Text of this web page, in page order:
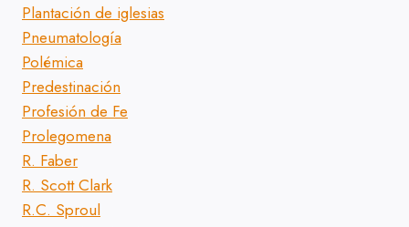
Plantación de iglesias
Pneumatología
Polémica
Predestinación
Profesión de Fe
Prolegomena
R. Faber
R. Scott Clark
R.C. Sproul